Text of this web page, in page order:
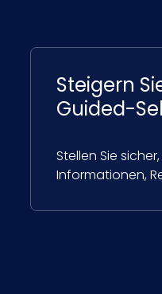
Steigern
Guided-
Stellen Sie
Informationen,